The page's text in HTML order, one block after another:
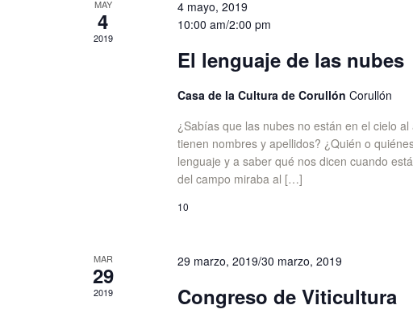
Eventos
MAY
4
2019
4 mayo, 2019
10:00 am/2:00 pm
El lenguaje de las nubes
Casa de la Cultura de Corullón Corullón
¿Sabías que las nubes no están en el cielo
tienen nombres y apellidos? ¿Quién o
lenguaje y a saber qué nos dicen cuando
del campo miraba al […]
10
MAR
29
2019
29 marzo, 2019/30 marzo, 2019
Congreso de Viticultura